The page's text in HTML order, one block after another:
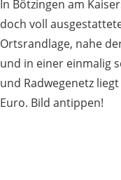
In Bötzingen am
doch voll
Ortsrandlage, nahe
und in einer einmalig
und Radwegenetz
Euro. Bild antippen!